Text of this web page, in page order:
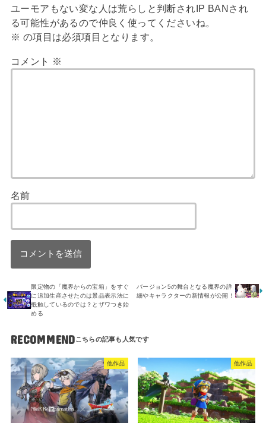
ユーモアもない変な人は荒らしと判断されIP BANされ
る可能性があるので仲良く使ってくださいね。
※ の項目は必須項目となります。
コメント ※
名前
限定物の「魔界からの宝箱」をすぐ
に追加生産させたのは景品表示法に
抵触しているのでは？とザワつき始
める
バージョン5の舞台となる魔界の詳
細やキャラクターの新情報が公開！
RECOMMEND
他作品 他作品